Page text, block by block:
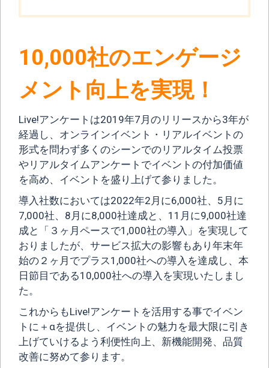
10,000社のエンゲージ
メント向上を実現！
Live!アンケートは2019年7月のリリースから3年が
経過し、オンラインイベント・リアルイベントの
形式を問わず多くのシーンでのリアルタイム投票
やリアルタイムアンケートでイベントの付加価値
を高め、イベントを盛り上げて参りました。
導入社数においては2022年2月に6,000社、5月に
7,000社、8月に8,000社達成と、11月に9,000社達
成と「３ヶ月ペースで1,000社の導入」を実現して
おりましたが、サービス拡大の影響もあり年末年
始の２ヶ月でプラス1,000社への導入を達成し、本
日節目である10,000社への導入を実現いたしまし
た。
これからもLive!アンケートを活用する事でイベン
トに＋αを提供し、イベントの魅力を最大限に引き
上げていけるよう利便性向上、新機能開発、品質
改善に努めて参ります。